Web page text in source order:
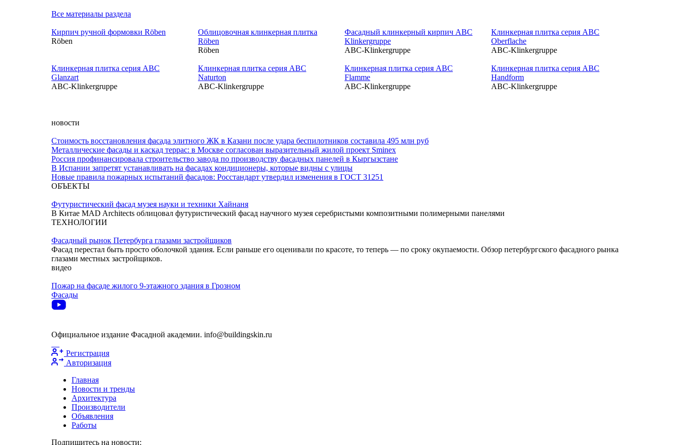
Все материалы раздела
Кирпич ручной формовки Röben
Röben
Облицовочная клинкерная плитка
Röben
Röben
Фасадный клинкерный кирпич ABC
Klinkergruppe
ABC-Klinkergruppe
Клинкерная плитка серия ABC
Oberflache
ABC-Klinkergruppe
Клинкерная плитка серия ABC
Glanzart
ABC-Klinkergruppe
Клинкерная плитка серия ABC
Naturton
ABC-Klinkergruppe
Клинкерная плитка серия ABC
Flamme
ABC-Klinkergruppe
Клинкерная плитка серия ABC
Handform
ABC-Klinkergruppe
новости
Стоимость восстановления фасада элитного ЖК в Казани после удара беспилотников составила 495 млн руб
Металлические фасады и каскад террас: в Москве согласован выразительный жилой проект Sminex
Россия профинансировала строительство завода по производству фасадных панелей в Кыргызстане
В Испании запретят устанавливать на фасадах кондиционеры, которые видны с улицы
Новые правила пожарных испытаний фасадов: Росстандарт утвердил изменения в ГОСТ 31251
ОБЪЕКТЫ
Футуристический фасад музея науки и техники Хайнаня
В Китае MAD Architects облицовал футуристический фасад научного музея серебристыми композитными полимерными панелями
ТЕХНОЛОГИИ
Фасадный рынок Петербурга глазами застройщиков
Фасад перестал быть просто оболочкой здания. Если раньше его оценивали по красоте, то теперь — по сроку окупаемости. Обзор петербургского фасадного рынка
глазами местных застройщиков.
видео
Пожар на фасаде жилого 9-этажного здания в Грозном
Фасады
Официальное издание Фасадной академии. info@buildingskin.ru
Регистрация
Авторизация
Главная
Новости и тренды
Архитектура
Производители
Объявления
Работы
Подпишитесь на новости: